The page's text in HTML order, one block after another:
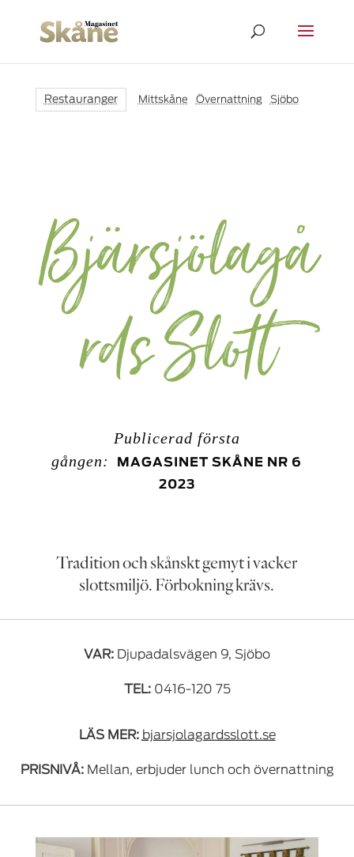
Restauranger Mittskåne Övernattning Sjöbo
Bjärsjölagå
rds Slott
Publicerad första
gången:
MAGASINET SKÅNE NR 6
2023
Tradition och skånskt gemyt i vacker
slottsmiljö. Förbokning krävs.
VAR: Djupadalsvägen 9, Sjöbo
TEL:0416-120 75
LÄS MER: bjarsjolagardsslott.se
PRISNIVÅ: Mellan, erbjuder lunch och övernattning